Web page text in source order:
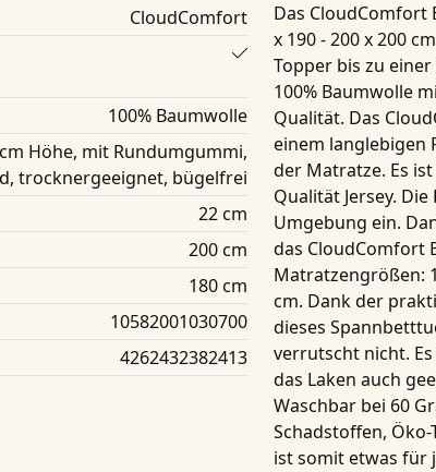
CloudComfort
100% Baumwolle
Höhe, mit Rundumgummi,
trocknergeeignet, bügelfrei
22 cm
200 cm
180 cm
10582001030700
4262432382413
Das CloudComfort
x 190 - 200 x 200 cm
Topper bis zu
100% Baumwolle
Qualität. Das
einem langlebigen
der Matratze. Es
Qualität Jersey.
Umgebung ein.
das CloudComfort
Matratzengrößen:
cm. Dank der
dieses
verrutscht nicht.
das Laken auch
Waschbar bei 60
Schadstoffen,
istsomitetwas für